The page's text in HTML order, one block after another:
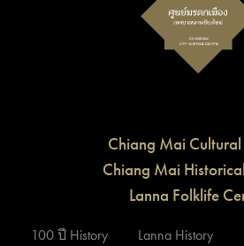
Chiang Mai
Chiang Mai
Lanna Folklife
100 ปี History Lanna History